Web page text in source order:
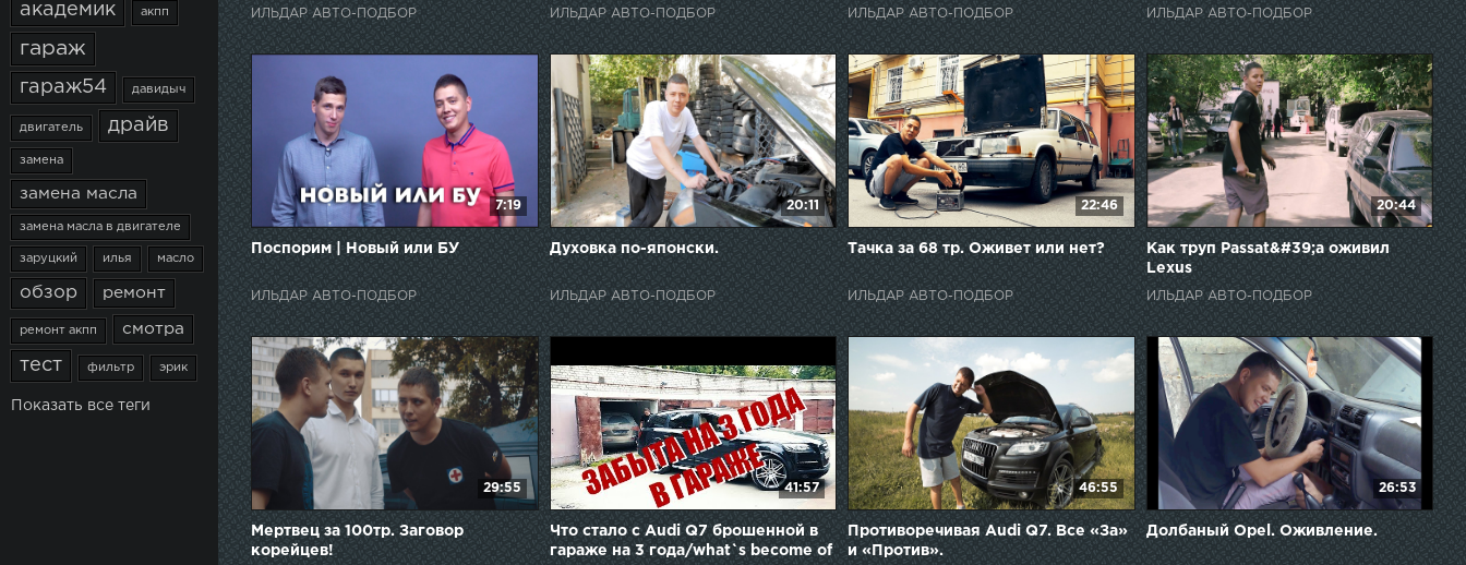
академик акпп
гараж
гараж54 давидыч
двигатель драйв
замена
замена масла
замена масла в двигателе
заруцкий илья масло
обзор ремонт
ремонт акпп смотра
тест фильтр эрик
Показать все теги
ИЛЬДАР АВТО-ПОДБОР ИЛЬДАР АВТО-ПОДБОР ИЛЬДАР АВТО-ПОДБОР ИЛЬДАР АВТО-ПОДБОР
7:19
Поспорим | Новый или БУ
ИЛЬДАР АВТО-ПОДБОР
20:11
Духовка по-японски.
ИЛЬДАР АВТО-ПОДБОР
22:46
Тачка за 68 тр. Оживет или нет?
ИЛЬДАР АВТО-ПОДБОР
20:44
Как труп Passat&#39;a оживил
Lexus
ИЛЬДАР АВТО-ПОДБОР
29:55
Мертвец за 100тр. Заговор
корейцев!
41:57
Что стало с Audi Q7 брошенной в
гараже на 3 года/what`s become of
46:55
Противоречивая Audi Q7. Все «За»
и «Против».
26:53
Долбаный Opel. Оживление.